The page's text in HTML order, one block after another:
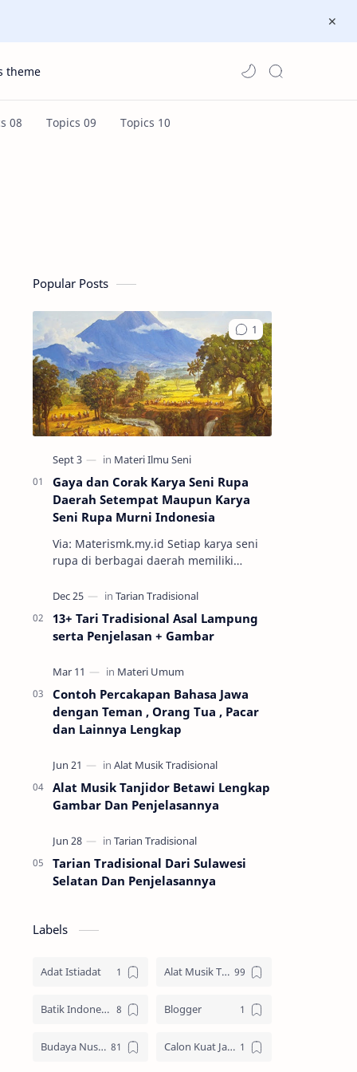
theme
Popular Posts
Gaya dan Corak Karya Seni Rupa
Daerah Setempat Maupun Karya
Seni Rupa Murni Indonesia
Via: Materismk.my.id Setiap karya seni
rupa di berbagai daerah memiliki
adalah ekspresi estetik hasil kar…
13+ Tari Tradisional Asal Lampung
serta Penjelasan + Gambar
Contoh Percakapan Bahasa Jawa
dengan Teman , Orang Tua , Pacar
dan Lainnya Lengkap
Alat Musik Tanjidor Betawi Lengkap
Gambar Dan Penjelasannya
Tarian Tradisional Dari Sulawesi
Selatan Dan Penjelasannya
Labels
Adat Istiadat Alat Musik Tradisional
Batik Indonesia Blogger
Budaya Nusantara Calon Kuat Jadi Panglima TNI